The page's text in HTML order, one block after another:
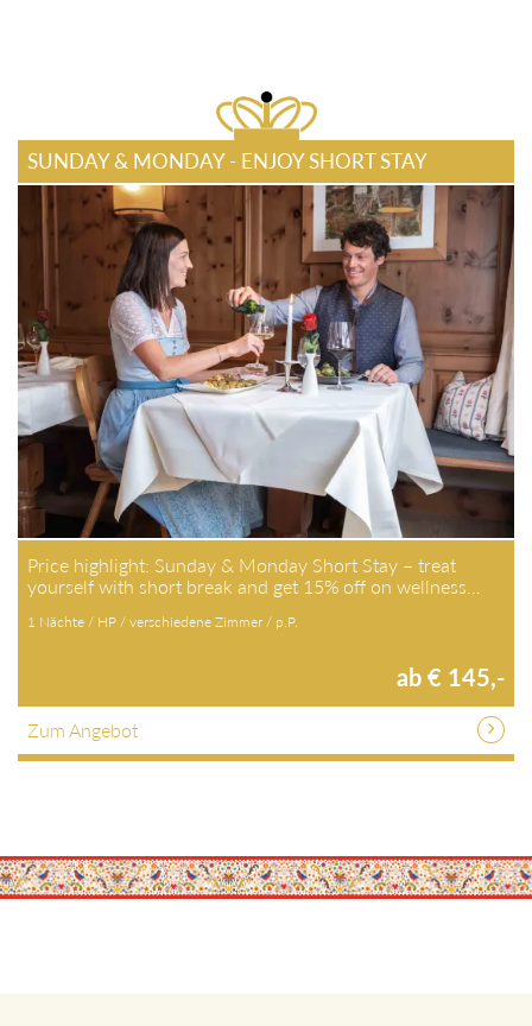
SUNDAY & MONDAY - ENJOY SHORT STAY
Price highlight: Sunday & Monday Short Stay – treat
yourself with short break and get 15% off on wellness…
1 Nächte / HP / verschiedene Zimmer / p.P.
ab € 145,-
Zum Angebot